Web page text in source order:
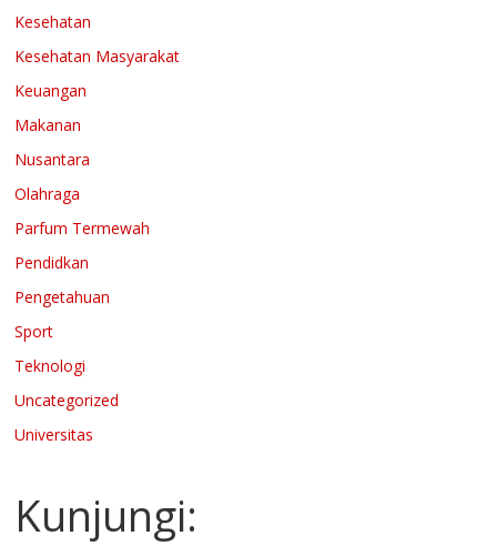
Kesehatan
Kesehatan Masyarakat
Keuangan
Makanan
Nusantara
Olahraga
Parfum Termewah
Pendidkan
Pengetahuan
Sport
Teknologi
Uncategorized
Universitas
Kunjungi: